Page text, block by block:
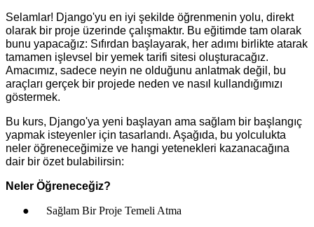
Selamlar! Django'yu en iyi şekilde öğrenmenin yolu, direkt
olarak bir proje üzerinde çalışmaktır. Bu eğitimde tam olarak
bunu yapacağız: Sıfırdan başlayarak, her adımı birlikte atarak
tamamen işlevsel bir yemek tarifi sitesi oluşturacağız.
Amacımız, sadece neyin ne olduğunu anlatmak değil, bu
araçları gerçek bir projede neden ve nasıl kullandığımızı
göstermek.
Bu kurs, Django'ya yeni başlayan ama sağlam bir başlangıç
yapmak isteyenler için tasarlandı. Aşağıda, bu yolculukta
neler öğreneceğimize ve hangi yetenekleri kazanacağına
dair bir özet bulabilirsin:
Neler Öğreneceğiz?
● Sağlam Bir Proje Temeli Atma